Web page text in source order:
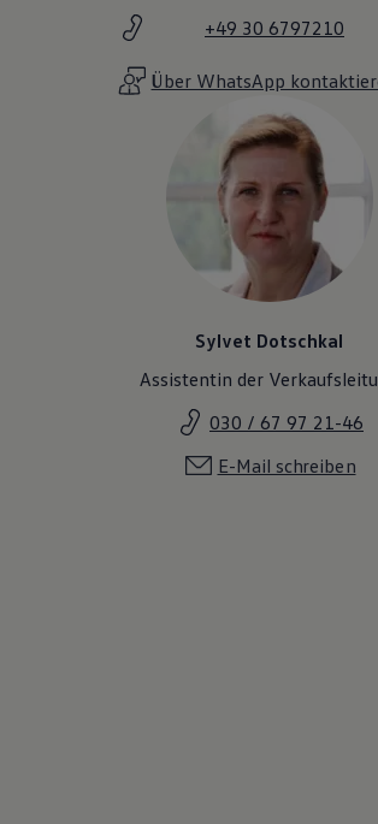
+49 30 6797210
Über WhatsApp
Sylvet Dotschkal
Assistentin der
030 / 67 97 21-46
E-Mail schreiben